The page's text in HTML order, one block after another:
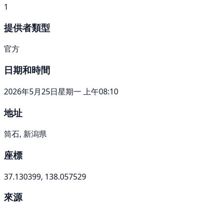
1
提供者類型
官方
日期和時間
2026年5月25日星期一 上午08:10
地址
筒石, 新潟県
座標
37.130399, 138.057529
來源